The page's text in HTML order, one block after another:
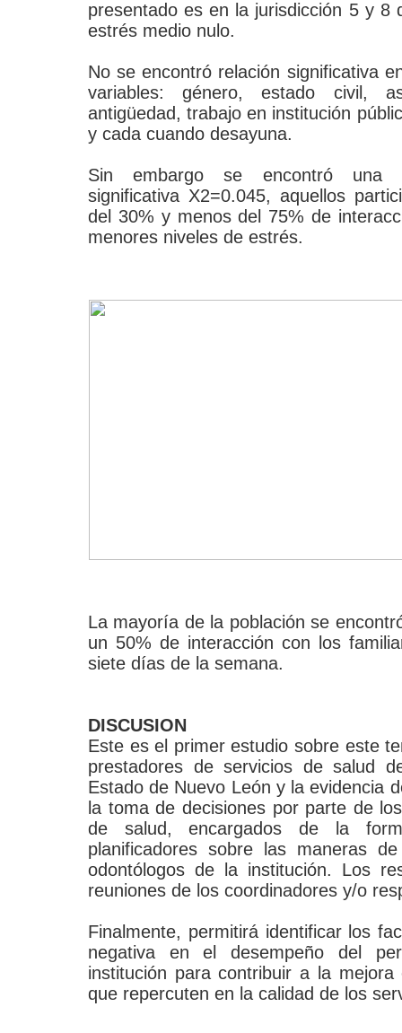
presentado es en la jurisdicción 5 y 8
estrés medio nulo.
No se encontró relación significativa
variables: género, estado civil,
antigüedad, trabajo en institución
y cada cuando desayuna.
Sin embargo se encontró una
significativa X2=0.045, aquellos
del 30% y menos del 75% de
menores niveles de estrés.
La mayoría de la población se
un 50% de interacción con los
siete días de la semana.
DISCUSION
Este es el primer estudio sobre este
prestadores de servicios de salud
Estado de Nuevo León y la evidencia
la toma de decisiones por parte de
de salud, encargados de la
planificadores sobre las maneras
odontólogos de la institución. Los
reuniones de los coordinadores y/o
Finalmente, permitirá identificar los
negativa en el desempeño del
institución para contribuir a la
que repercuten en la calidad de los